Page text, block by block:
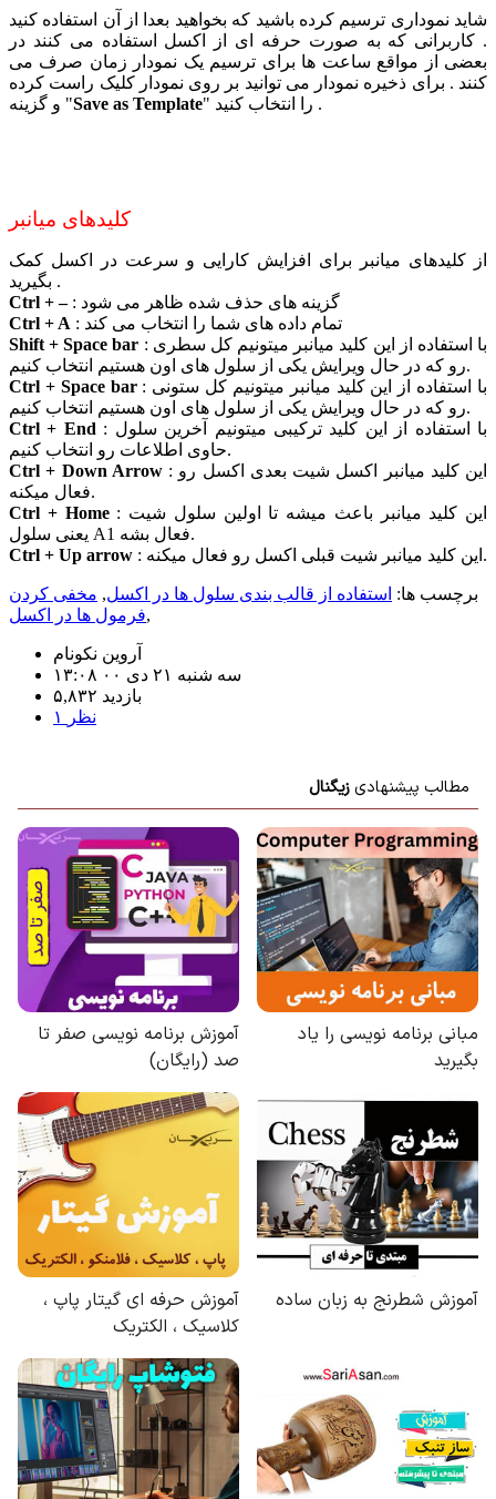
شاید نموداری ترسیم کرده باشید که بخواهید بعدا از آن استفاده کنید
. کاربرانی که به صورت حرفه ای از اکسل استفاده می کنند در
بعضی از مواقع ساعت ها برای ترسیم یک نمودار زمان صرف می
کنند . برای ذخیره نمودار می توانید بر روی نمودار کلیک راست کرده
"Save as Template" را انتخاب کنید .
کلیدهای میانبر
از کلیدهای میانبر برای افزایش کارایی و سرعت در اکسل کمک
بگیرید .
Ctrl + –
: گزینه های حذف شده ظاهر می شود
Ctrl + A
: تمام داده های شما را انتخاب می کند
Shift + Space bar : با استفاده از این کلید میانبر میتونیم کل سطری
رو که در حال ویرایش یکی از سلول های اون هستیم انتخاب کنیم.
Ctrl + Space bar: با استفاده از این کلید میانبر میتونیم کل ستونی
رو که در حال ویرایش یکی از سلول های اون هستیم انتخاب کنیم.
Ctrl + End: با استفاده از این کلید ترکیبی میتونیم آخرین سلول
حاوی اطلاعات رو انتخاب کنیم.
Ctrl + Down Arrow: این کلید میانبر اکسل شیت بعدی اکسل رو
فعال میکنه.
Ctrl + Home: این کلید میانبر باعث میشه تا اولین سلول شیت
یعنی سلول A1 فعال بشه.
Ctrl + Up arrow
: این کلید میانبر شیت قبلی اکسل رو فعال میکنه.
برچسب ها: استفاده از قالب بندی سلول ها در اکسل, مخفی کردن
فرمول ها در اکسل,
آروین نکونام
سه شنبه ۲۱ دی ۰۰ ۱۳:۰۸
۵,۸۳۲ بازديد
۱ نظر